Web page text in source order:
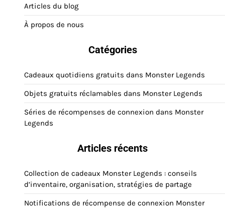
Articles du blog
À propos de nous
Catégories
Cadeaux quotidiens gratuits dans Monster Legends
Objets gratuits réclamables dans Monster Legends
Séries de récompenses de connexion dans Monster
Legends
Articles récents
Collection de cadeaux Monster Legends : conseils
d’inventaire, organisation, stratégies de partage
Notifications de récompense de connexion Monster